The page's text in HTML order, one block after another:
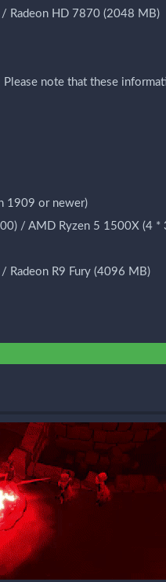
Radeon HD 7870 (2048 MB)
Please note that these
1909 or newer)
/ AMD Ryzen 5 1500X (4 *
Radeon R9 Fury (4096 MB)